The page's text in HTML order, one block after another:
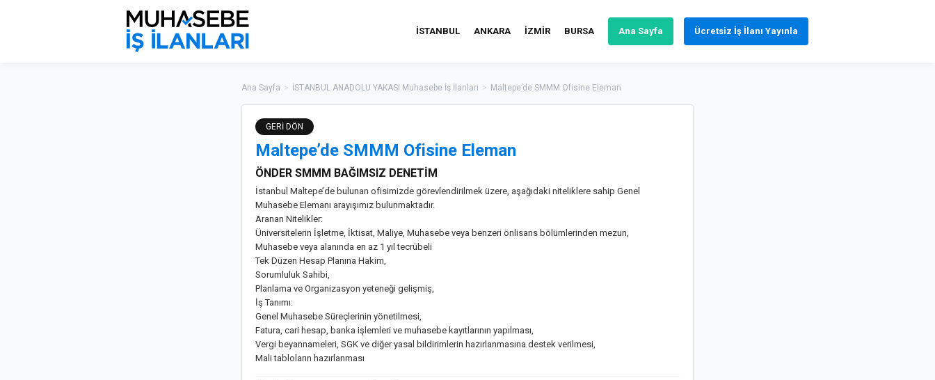
İSTANBUL ANKARA İZMİR BURSA Ana Sayfa Ücretsiz İş İlanı Yayınla
Ana Sayfa > İSTANBUL ANADOLU YAKASI Muhasebe İş İlanları > Maltepe’de SMMM Ofisine Eleman
GERİ DÖN
Maltepe’de SMMM Ofisine Eleman
ÖNDER SMMM BAĞIMSIZ DENETİM
İstanbul Maltepe’de bulunan ofisimizde görevlendirilmek üzere, aşağıdaki niteliklere sahip Genel
Muhasebe Elemanı arayışımız bulunmaktadır.
Aranan Nitelikler:
Üniversitelerin İşletme, İktisat, Maliye, Muhasebe veya benzeri önlisans bölümlerinden mezun,
Muhasebe veya alanında en az 1 yıl tecrübeli
Tek Düzen Hesap Planına Hakim,
Sorumluluk Sahibi,
Planlama ve Organizasyon yeteneği gelişmiş,
İş Tanımı:
Genel Muhasebe Süreçlerinin yönetilmesi,
Fatura, cari hesap, banka işlemleri ve muhasebe kayıtlarının yapılması,
Vergi beyannameleri, SGK ve diğer yasal bildirimlerin hazırlanmasına destek verilmesi,
Mali tabloların hazırlanması